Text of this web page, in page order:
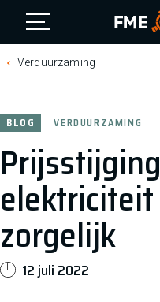
FME
Verduurzaming
zorgelijk
BLOG VERDUURZAMING
12 juli 2022